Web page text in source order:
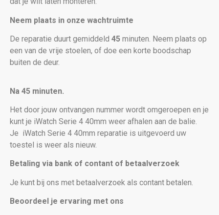
Neem plaats in onze wachtruimte
De reparatie duurt gemiddeld 45 minuten. Neem plaats op
een van de vrije stoelen, of doe een korte boodschap
buiten de deur.
Na 45 minuten.
Het door jouw ontvangen nummer wordt omgeroepen en je
kunt je iWatch Serie 4 40mm weer afhalen aan de balie.
Je iWatch Serie 4 40mm reparatie is uitgevoerd uw
toestel is weer als nieuw.
Betaling via bank of contant of betaalverzoek
Je kunt bij ons met betaalverzoek als contant betalen.
Beoordeel je ervaring met ons